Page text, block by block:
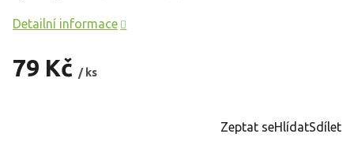
79 Kč / ks
Detailní informace
Zeptat seHlídatSdílet